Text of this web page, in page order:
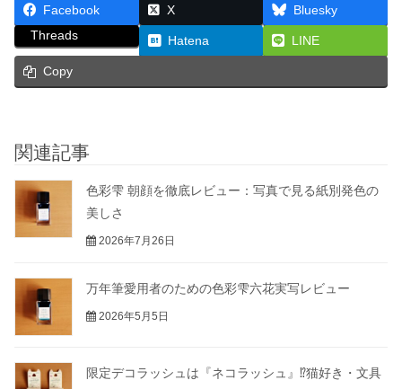
Facebook X
Bluesky
Threads
Hatena LINE
Copy
関連記事
色彩雫 朝顔を徹底レビュー：写真で見る紙別発色の
美しさ
2026年7月26日
万年筆愛用者のための色彩雫六花実写レビュー
2026年5月5日
限定デコラッシュは『ネコラッシュ』⁉猫好き・文具